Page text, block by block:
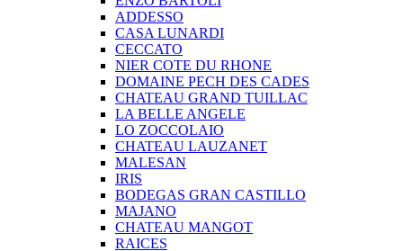
ADDESSO
CASA LUNARDI
CECCATO
NIER COTE DU RHONE
DOMAINE PECH DES CADES
CHATEAU GRAND TUILLAC
LA BELLE ANGELE
LO ZOCCOLAIO
CHATEAU LAUZANET
MALESAN
IRIS
BODEGAS GRAN CASTILLO
MAJANO
CHATEAU MANGOT
RAICES